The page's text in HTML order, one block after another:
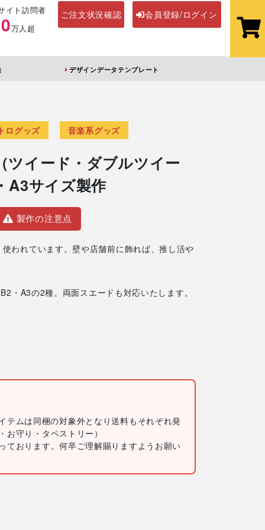
イト訪問者
万人超
ご注文状況確認 会員登録/ログイン
デザインデータテンプレート
ル
オーロラアクリル
キーホルダー
ログッズ 音楽系グッズ
イード・ダブルツイー
A3サイズ製作
製作の注意点
われています。壁や店舗前に飾れば、推し活や
・A3の2種。両面スエードも対応いたします。
テムは同梱の対象外となり送料もそれぞれ発
守り・タペストリー）
ております。何卒ご理解賜りますようお願い